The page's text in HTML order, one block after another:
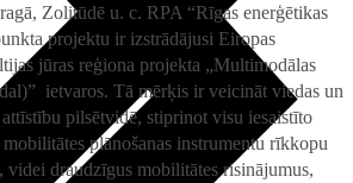
Zolitūdē u. c. RPA “Rīgas enerģētikas
projektu ir izstrādājusi Eiropas
jūras reģiona projekta „Multimodālas
ietvaros. Tā mērķis ir veicināt viedas un
pilsētvidē, stiprinot visu iesaistīto
plānošanas instrumentu rīkkopu
draudzīgus mobilitātes risinājumus,